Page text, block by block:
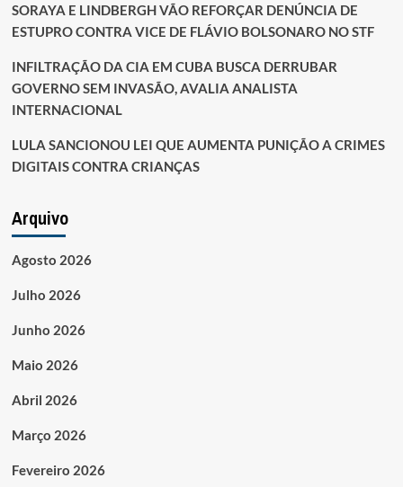
SORAYA E LINDBERGH VÃO REFORÇAR DENÚNCIA DE
ESTUPRO CONTRA VICE DE FLÁVIO BOLSONARO NO STF
INFILTRAÇÃO DA CIA EM CUBA BUSCA DERRUBAR
GOVERNO SEM INVASÃO, AVALIA ANALISTA
INTERNACIONAL
LULA SANCIONOU LEI QUE AUMENTA PUNIÇÃO A CRIMES
DIGITAIS CONTRA CRIANÇAS
Arquivo
Agosto 2026
Julho 2026
Junho 2026
Maio 2026
Abril 2026
Março 2026
Fevereiro 2026